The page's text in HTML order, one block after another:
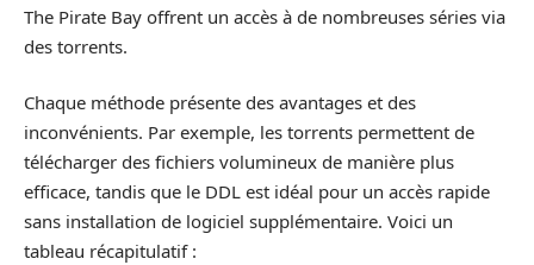
The Pirate Bay offrent un accès à de nombreuses séries via
des torrents.
Chaque méthode présente des avantages et des
inconvénients. Par exemple, les torrents permettent de
télécharger des fichiers volumineux de manière plus
efficace, tandis que le DDL est idéal pour un accès rapide
sans installation de logiciel supplémentaire. Voici un
tableau récapitulatif :